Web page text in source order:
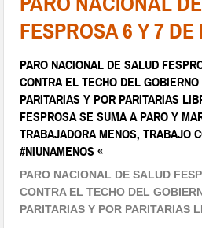
FESPROSA 6 Y 7 DE
PARO NACIONAL DE SALUD
CONTRA EL TECHO DEL
PARITARIAS Y POR PARITARIAS
FESPROSA SE SUMA A PARO Y
TRABAJADORA MENOS, TRABAJO
#NIUNAMENOS «
PARO NACIONAL DE SALUD
CONTRA EL TECHO DEL
PARITARIAS Y POR PARITARIAS